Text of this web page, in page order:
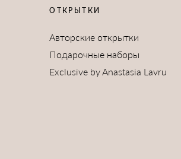
ОТКРЫТКИ
Авторские открытки
Подарочные наборы
Exclusive by Anastasia Lavru